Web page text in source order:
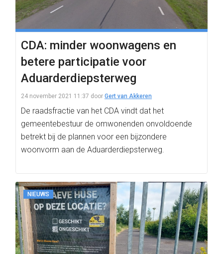
CDA: minder woonwagens en
betere participatie voor
Aduarderdiepsterweg
24 november 2021 11:37 door Gert van Akkeren
De raadsfractie van het CDA vindt dat het
gemeentebestuur de omwonenden onvoldoende
betrekt bij de plannen voor een bijzondere
woonvorm aan de Aduarderdiepsterweg.
NIEUWS